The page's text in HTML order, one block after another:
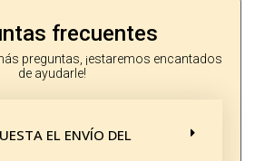
frecuentes
preguntas, ¡estaremos encantados
de ayudarle!
EL ENVÍO DEL